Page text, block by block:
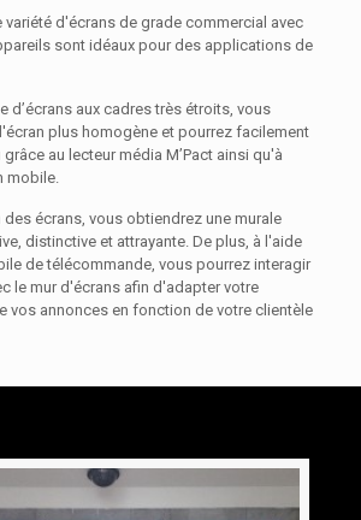
variété d'écrans de grade commercial avec
sont idéaux pour des applications de
d’écrans aux cadres très étroits, vous
plus homogène et pourrez facilement
au lecteur média M’Pact ainsi qu'à
mobile.
écrans, vous obtiendrez une murale
distinctive et attrayante. De plus, à l'aide
de télécommande, vous pourrez interagir
le mur d'écrans afin d'adapter votre
vos annonces en fonction de votre clientèle